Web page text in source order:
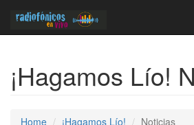
¡Hagamos Lío!
Home ¡Hagamos Lío! Noticias